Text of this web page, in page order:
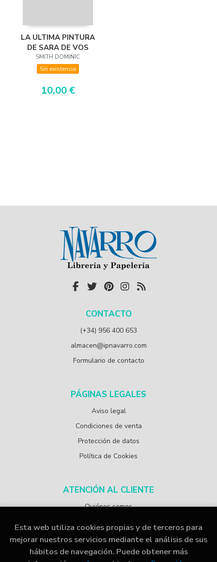
LA ULTIMA PINTURA
DE SARA DE VOS
SMITH DOMINIC
Sin existencia
10,00 €
CONTACTO
(+34) 956 400 653
almacen@ipnavarro.com
Formulario de contacto
PÁGINAS LEGALES
Aviso legal
Condiciones de venta
Protección de datos
Política de Cookies
ATENCIÓN AL CLIENTE
Quiénes somos
2026 ©Librería Papelería Navarro. Todos los Derechos
Esta web utiliza cookies propias y de terceros para
mejorar nuestros servicios mediante el análisis de sus
hábitos de navegación. Puede obtener más